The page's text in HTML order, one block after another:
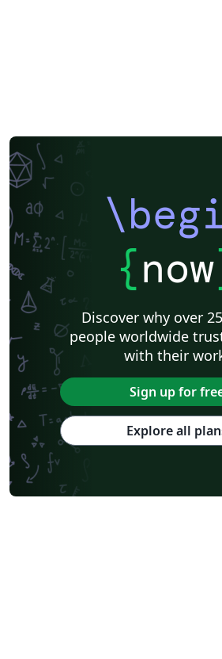
{now
Discover why over
people worldwide
with their
Sign up for
Explore all